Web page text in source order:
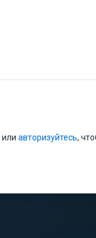
или авторизуйтесь,